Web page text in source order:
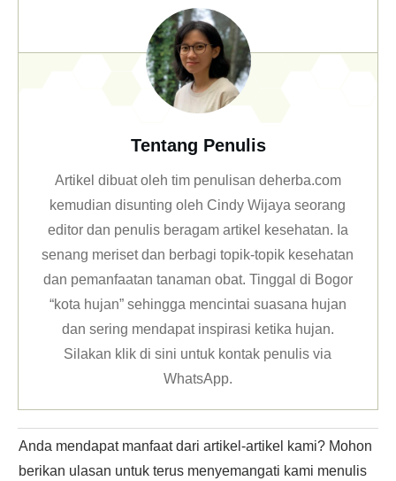
Tentang Penulis
Artikel dibuat oleh tim penulisan deherba.com
kemudian disunting oleh Cindy Wijaya seorang
editor dan penulis beragam artikel kesehatan. Ia
senang meriset dan berbagi topik-topik kesehatan
dan pemanfaatan tanaman obat. Tinggal di Bogor
“kota hujan” sehingga mencintai suasana hujan
dan sering mendapat inspirasi ketika hujan.
Silakan klikdi sini untuk kontak penulis via
WhatsApp.
Anda mendapat manfaat dari artikel-artikel kami? Mohon
berikan ulasan untuk terus menyemangati kami menulis